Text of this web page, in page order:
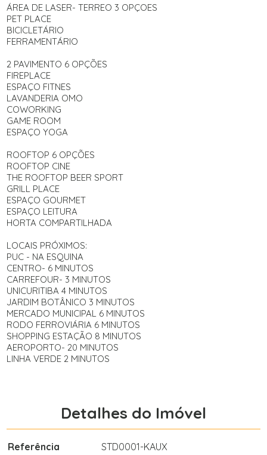
ÁREA DE LASER- TERREO 3 OPÇOES
PET PLACE
BICICLETÁRIO
FERRAMENTÁRIO
2 PAVIMENTO 6 OPÇÕES
FIREPLACE
ESPAÇO FITNES
LAVANDERIA OMO
COWORKING
GAME ROOM
ESPAÇO YOGA
ROOFTOP 6 OPÇÕES
ROOFTOP CINE
THE ROOFTOP BEER SPORT
GRILL PLACE
ESPAÇO GOURMET
ESPAÇO LEITURA
HORTA COMPARTILHADA
LOCAIS PRÓXIMOS:
PUC - NA ESQUINA
CENTRO- 6 MINUTOS
CARREFOUR- 3 MINUTOS
UNICURITIBA 4 MINUTOS
JARDIM BOTÂNICO 3 MINUTOS
MERCADO MUNICIPAL 6 MINUTOS
RODO FERROVIÁRIA 6 MINUTOS
SHOPPING ESTAÇÃO 8 MINUTOS
AEROPORTO- 20 MINUTOS
LINHA VERDE 2 MINUTOS
Detalhes do Imóvel
Referência STD0001-KAUX